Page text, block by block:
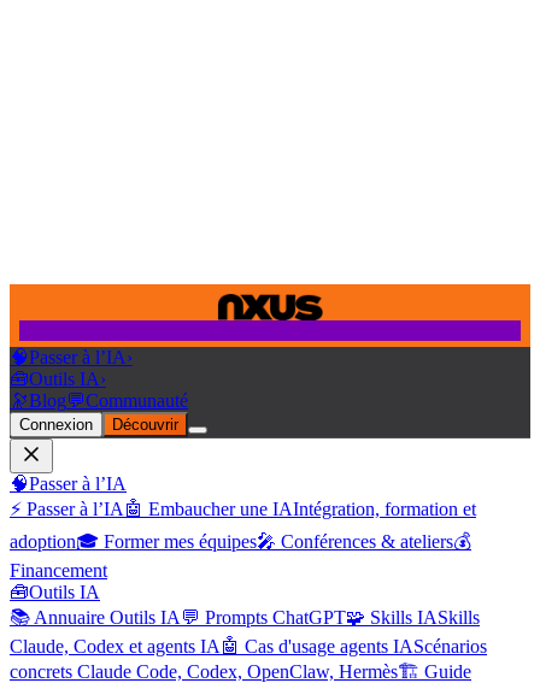
🧠Passer à l’IA›
🧰Outils IA›
🔭Blog💬Communauté
Connexion Découvrir
🧠Passer à l’IA
⚡ Passer à l’IA 🤖 Embaucher une IAIntégration, formation et
adoption🎓 Former mes équipes🎤 Conférences & ateliers💰
Financement
🧰Outils IA
📚 Annuaire Outils IA 💬 Prompts ChatGPT🧩 Skills IASkills
Claude, Codex et agents IA 🤖 Cas d'usage agents IAScénarios
concrets Claude Code, Codex, OpenClaw, Hermès🏗️ Guide